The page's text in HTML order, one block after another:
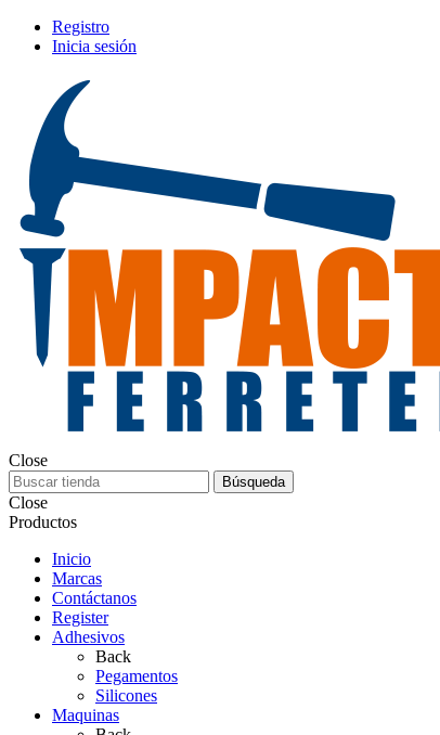
Registro
Inicia sesión
Close
Búsqueda
Close
Productos
Inicio
Marcas
Contáctanos
Register
Adhesivos
Back
Pegamentos
Silicones
Maquinas